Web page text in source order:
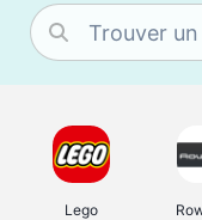
Lego